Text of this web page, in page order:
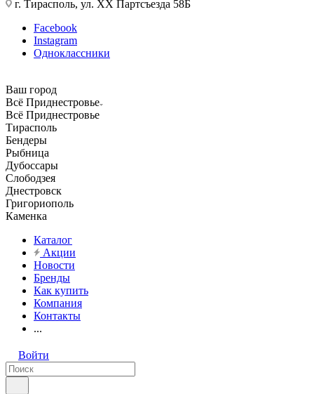
г. Тирасполь, ул. ХХ Партсъезда 58Б
Facebook
Instagram
Одноклассники
Ваш город
Всё Приднестровье
Всё Приднестровье
Тирасполь
Бендеры
Рыбница
Дубоссары
Слободзея
Днестровск
Григориополь
Каменка
Каталог
Акции
Новости
Бренды
Как купить
Компания
Контакты
...
Войти